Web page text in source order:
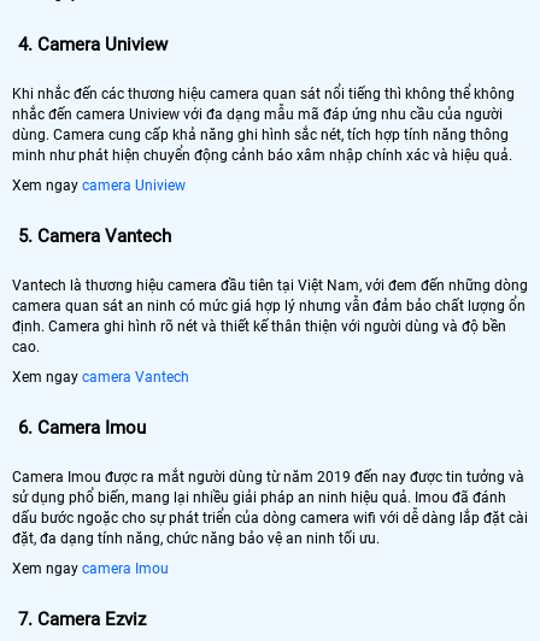
4. Camera Uniview
Khi nhắc đến các thương hiệu camera quan sát nổi tiếng thì không thể không
nhắc đến camera Uniview với đa dạng mẫu mã đáp ứng nhu cầu của người
dùng. Camera cung cấp khả năng ghi hình sắc nét, tích hợp tính năng thông
minh như phát hiện chuyển động cảnh báo xâm nhập chính xác và hiệu quả.
Xem ngay camera Uniview
5. Camera Vantech
Vantech là thương hiệu camera đầu tiên tại Việt Nam, với đem đến những dòng
camera quan sát an ninh có mức giá hợp lý nhưng vẫn đảm bảo chất lượng ổn
định. Camera ghi hình rõ nét và thiết kế thân thiện với người dùng và độ bền
cao.
Xem ngay camera Vantech
6. Camera Imou
Camera Imou được ra mắt người dùng từ năm 2019 đến nay được tin tưởng và
sử dụng phổ biến, mang lại nhiều giải pháp an ninh hiệu quả. Imou đã đánh
dấu bước ngoặc cho sự phát triển của dòng camera wifi với dễ dàng lắp đặt cài
đặt, đa dạng tính năng, chức năng bảo vệ an ninh tối ưu.
Xem ngay camera Imou
7. Camera Ezviz